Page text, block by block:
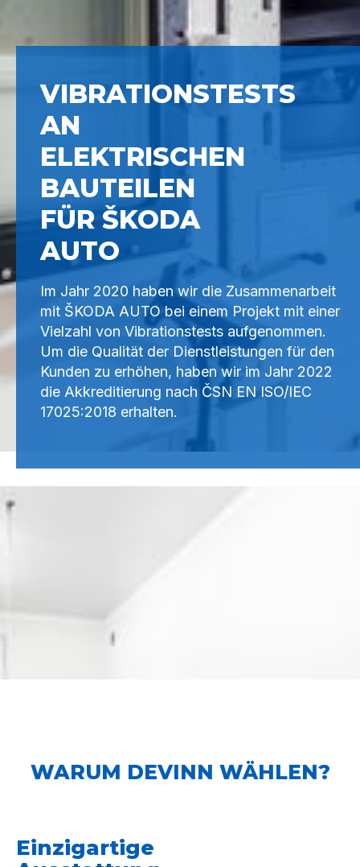
VIBRATIONSTESTS
AN
ELEKTRISCHEN
BAUTEILEN
FÜR ŠKODA
AUTO
Im Jahr 2020 haben wir die Zusammenarbeit
mit ŠKODA AUTO bei einem Projekt mit einer
Vielzahl von Vibrationstests aufgenommen.
Um die Qualität der Dienstleistungen für den
Kunden zu erhöhen, haben wir im Jahr 2022
die Akkreditierung nach ČSN EN ISO/IEC
17025:2018 erhalten.
WARUM DEVINN WÄHLEN?
Einzigartige